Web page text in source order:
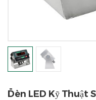
Đèn LED Kỹ Thuật